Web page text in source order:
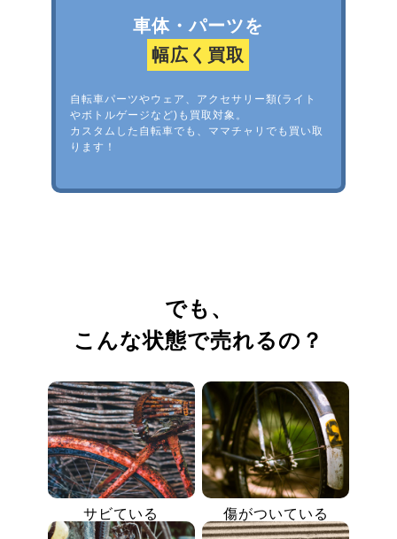
車体・パーツを
幅広く買取
自転車パーツやウェア、アクセサリー類(ライト
やボトルゲージなど)も買取対象。
カスタムした自転車でも、ママチャリでも買い取
ります！
でも、
こんな状態で売れるの？
サビている 傷がついている